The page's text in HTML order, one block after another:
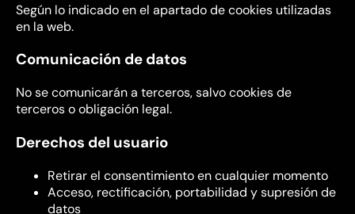
Según lo indicado en el apartado de cookies utilizadas
en la web.
Comunicación de datos
No se comunicarán a terceros, salvo cookies de
terceros o obligación legal.
Derechos del usuario
Retirar el consentimiento en cualquier momento
Acceso, rectificación, portabilidad y supresión de
datos